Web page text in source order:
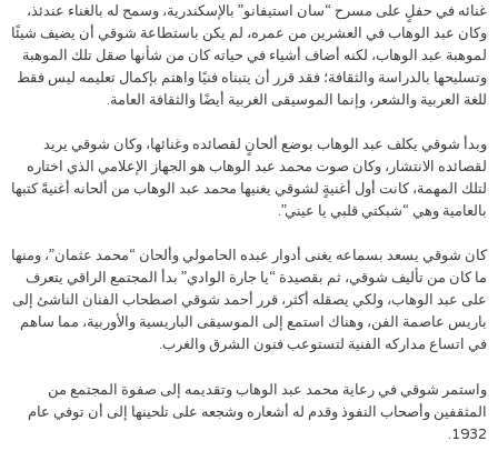
غنائه في حفلٍ على مسرح “سان استيفانو” بالإسكندرية، وسمح له بالغناء عندئذ،
وكان عبد الوهاب في العشرين من عمره، لم يكن باستطاعة شوقي أن يضيف شيئًا
لموهبة عبد الوهاب، لكنه أضاف أشياء في حياته كان من شأنها صقل تلك الموهبة
وتسليحها بالدراسة والثقافة؛ فقد قرر أن يتبناه فنيًا واهتم بإكمال تعليمه ليس فقط
للغة العربية والشعر، وإنما الموسيقى الغربية أيضًا والثقافة العامة.
وبدأ شوقي يكلف عبد الوهاب بوضع ألحانٍ لقصائده وغنائها، وكان شوقي يريد
لقصائده الانتشار، وكان صوت محمد عبد الوهاب هو الجهاز الإعلامي الذي اختاره
لتلك المهمة، كانت أول أغنيةٍ لشوقي يغنيها محمد عبد الوهاب من ألحانه أغنيةً كتبها
بالعامية وهي “شبكتي قلبي يا عيني”.
كان شوقي يسعد بسماعه يغنى أدوار عبده الحامولي وألحان “محمد عثمان”، ومنها
ما كان من تأليف شوقي، ثم بقصيدة “يا جارة الوادي” بدأ المجتمع الراقي يتعرف
على عبد الوهاب، ولكي يصقله أكثر، قرر أحمد شوقي اصطحاب الفنان الناشئ إلى
باريس عاصمة الفن، وهناك استمع إلى الموسيقى الباريسية والأوربية، مما ساهم
في اتساع مداركه الفنية لتستوعب فنون الشرق والغرب.
واستمر شوقي في رعاية محمد عبد الوهاب وتقديمه إلى صفوة المجتمع من
المثقفين وأصحاب النفوذ وقدم له أشعاره وشجعه على تلحينها إلى أن توفي عام
1932.